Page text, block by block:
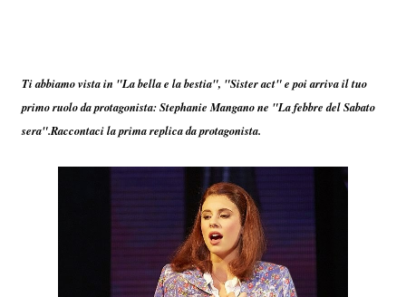
Ti abbiamo vista in "La bella e la bestia", "Sister act" e poi arriva il tuo
primo ruolo da protagonista: Stephanie Mangano ne "La febbre del Sabato
sera".Raccontaci la prima replica da protagonista.